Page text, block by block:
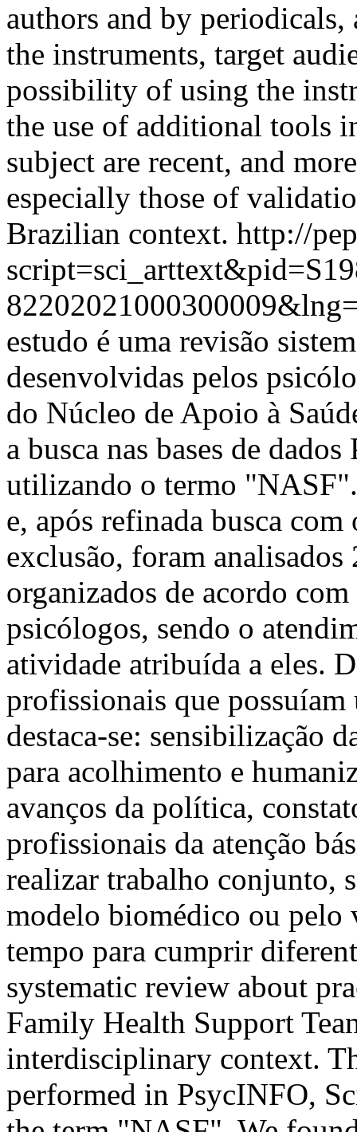
authors and by
the instruments, target
possibility of using the
the use of additional tools
subject are recent, and
especially those of
Brazilian context. http://
estudo é uma revisão
desenvolvidas pelos
do Núcleo de Apoio à
a busca nas bases de
utilizando o termo
e, após refinada busca
exclusão, foram
organizados de acordo
psicólogos, sendo o
atividade atribuída a eles.
profissionais que
destaca-se: sensibilização
para acolhimento e
avanços da política,
profissionais da atenção
realizar trabalho conjunto,
modelo biomédico ou pelo
tempo para cumprir
systematic review about
Family Health Support
interdisciplinary context.
performed in PsycINFO,